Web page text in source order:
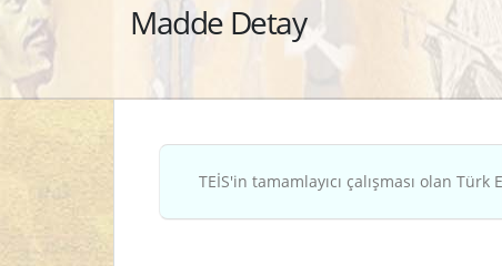
Madde Detay
TEİS'in tamamlayıcı çalışması olan Türk